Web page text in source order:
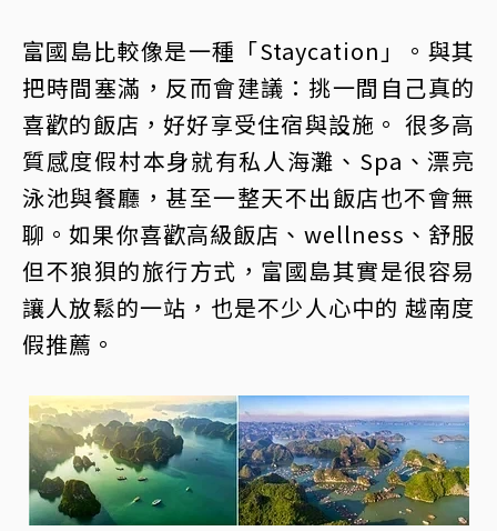
富國島比較像是一種「Staycation」。與其
把時間塞滿，反而會建議：挑一間自己真的
喜歡的飯店，好好享受住宿與設施。 很多高
質感度假村本身就有私人海灘、Spa、漂亮
泳池與餐廳，甚至一整天不出飯店也不會無
聊。如果你喜歡高級飯店、wellness、舒服
但不狼狽的旅行方式，富國島其實是很容易
讓人放鬆的一站，也是不少人心中的 越南度
假推薦。